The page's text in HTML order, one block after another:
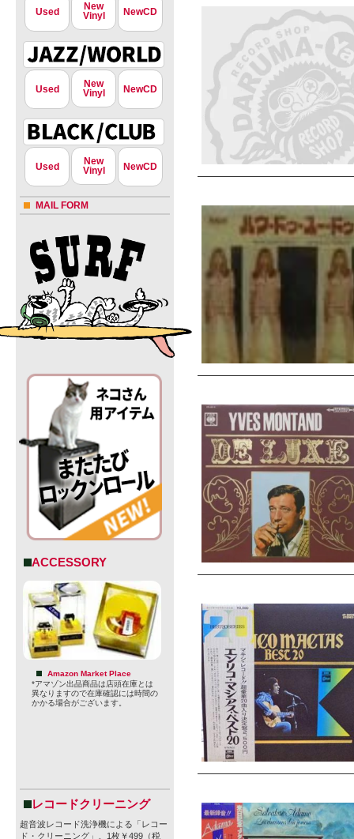
Used
New
Vinyl
NewCD
Used
New
Vinyl
NewCD
Used
New
Vinyl
NewCD
MAIL FORM
ACCESSORY
Amazon Market Place
*アマゾン出品商品は店頭在庫とは
異なりますので在庫確認には時間の
かかる場合がございます。
レコードクリーニング
超音波レコード洗浄機による「レコー
ド・クリーニング」。1枚￥499（税